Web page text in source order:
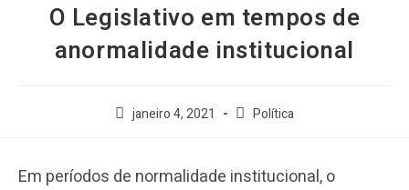
O Legislativo em tempos de
anormalidade institucional
janeiro 4, 2021 Política
Em períodos de normalidade institucional, o